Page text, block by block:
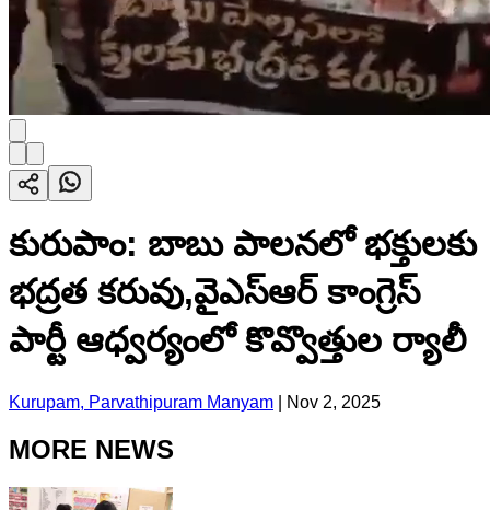
కురుపాం: బాబు పాలనలో భక్తులకు
భద్రత కరువు,వైఎస్ఆర్ కాంగ్రెస్
పార్టీ ఆధ్వర్యంలో కొవ్వొత్తుల ర్యాలీ
Kurupam, Parvathipuram Manyam Nov 2, 2025
MORE NEWS